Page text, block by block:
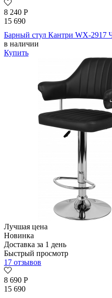
8 240 Р
15 690
Барный стул Кантри WX-2917
в наличии
Купить
Лучшая цена
Новинка
Доставка за 1 день
Быстрый просмотр
17 отзывов
8 690 Р
15 690